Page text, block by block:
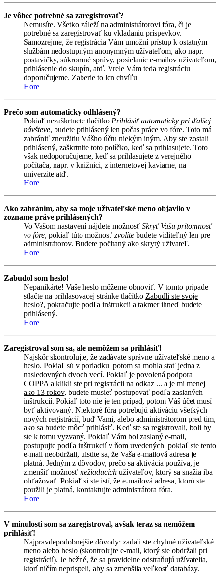
Je vôbec potrebné sa zaregistrovať?
Nemusíte. Všetko záleží na administrátorovi fóra, či je
potrebné sa zaregistrovať ku vkladaniu príspevkov.
Samozrejme, že registrácia Vám umožní prístup k ostatným
službám nedostupným anonymným užívateľom, ako napr.
postavičky, súkromné správy, posielanie e-mailov užívateľom,
prihlásenie do skupín, atď. Vrele Vám teda registráciu
doporučujeme. Zaberie to len chvíľu.
Hore
Prečo som automaticky odhlásený?
Pokiaľ nezaškrtnete tlačítko Prihlásiť automaticky pri ďalšej
návšteve, budete prihlásený len počas práce vo fóre. Toto má
zabrániť zneužitiu Vášho účtu niekým iným. Aby ste zostali
prihlásený, zaškrtnite toto políčko, keď sa prihlasujete. Toto
však nedoporučujeme, keď sa prihlasujete z verejného
počítača, napr. v knižnici, z internetovej kaviarne, na
univerzite atď.
Hore
Ako zabránim, aby sa moje užívateľské meno objavilo v
zozname práve prihlásených?
Vo Vašom nastavení nájdete možnosť Skryť Vašu prítomnosť
vo fóre, pokiaľ túto možnosť zvolíte budete viditeľný len pre
administrátorov. Budete počítaný ako skrytý užívateľ.
Hore
Zabudol som heslo!
Nepanikárte! Vaše heslo môžeme obnoviť. V tomto prípade
stlačte na prihlasovacej stránke tlačítko Zabudli ste svoje
heslo?, pokračujte podľa inštrukcií a takmer ihneď budete
prihlásený.
Hore
Zaregistroval som sa, ale nemôžem sa prihlásiť!
Najskôr skontrolujte, že zadávate správne užívateľské meno a
heslo. Pokiaľ sú v poriadku, potom sa mohla stať jedna z
nasledovných dvoch vecí. Pokiaľ je povolená podpora
COPPA a klikli ste pri registrácii na odkaz ... a je mi menej
ako 13 rokov, budete musieť postupovať podľa zaslaných
inštrukcií. Pokiaľ toto nie je ten prípad, potom Váš účet musí
byť aktivovaný. Niektoré fóra potrebujú aktiváciu všetkých
nových registrácií, buď Vami, alebo administrátorom pred tim,
ako sa budete môcť prihlásiť. Keď ste sa registrovali, boli by
ste k tomu vyzvaný. Pokiaľ Vám bol zaslaný e-mail,
postupujte podľa inštrukcií v ňom uvedených, pokiaľ ste tento
e-mail neobdržali, uistite sa, že Vaša e-mailová adresa je
platná. Jedným z dôvodov, prečo sa aktivácia používa, je
zmenšiť možnosť nežiaducich užívateľov, ktorý sa snažia iba
obťažovať. Pokiaľ si ste istí, že e-mailová adresa, ktorú ste
použili je platná, kontaktujte administrátora fóra.
Hore
V minulosti som sa zaregistroval, avšak teraz sa nemôžem
prihlásiť!
Najpravdepodobnejšie dôvody: zadali ste chybné užívateľské
meno alebo heslo (skontrolujte e-mail, ktorý ste obdržali pri
registrácií). Je bežné, že sa pravidelne odstraňujú užívatelia,
ktorí ničím neprispeli, aby sa zmenšila veľkosť databázy.